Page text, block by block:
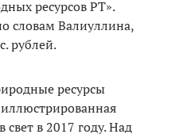
ресурсов РТ».
словам Валиуллина,
рублей.
ресурсы
в 2017 году. Над